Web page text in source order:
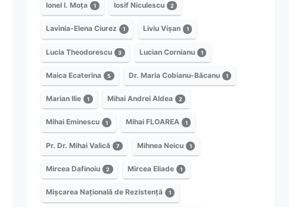
Ionel I. Moța 1 Iosif Niculescu 2
Lavinia-Elena Ciurez 1 Liviu Vișan 1
Lucia Theodorescu 3 Lucian Cornianu 1
Maica Ecaterina 5 Dr. Maria Cobianu-Băcanu 1
Marian Ilie 1 Mihai Andrei Aldea 2
Mihai Eminescu 1 Mihai FLOAREA 1
Pr. Dr. Mihai Valică 7 Mihnea Neicu 1
Mircea Dafinoiu 2 Mircea Eliade 1
Mișcarea Națională de Rezistență 1